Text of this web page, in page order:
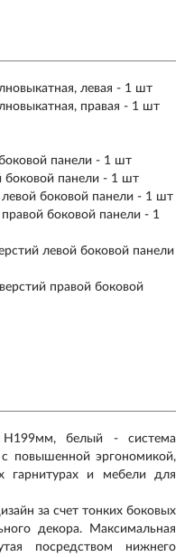
левая - 1 шт
правая - 1 шт
панели - 1 шт
боковой панели - 1 шт
боковой панели - 1 шт
боковой панели - 1
левой боковой панели
правой боковой
белый - система
повышенной эргономикой,
гарнитурах и мебели для
за счет тонких боковых
декора. Максимальная
посредством нижнего